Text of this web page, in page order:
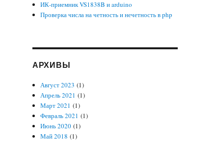
ИК-приемник VS1838B и arduino
Проверка числа на четность и нечетность в php
АРХИВЫ
Август 2023 (1)
Апрель 2021 (1)
Март 2021 (1)
Февраль 2021 (1)
Июнь 2020 (1)
Май 2018 (1)